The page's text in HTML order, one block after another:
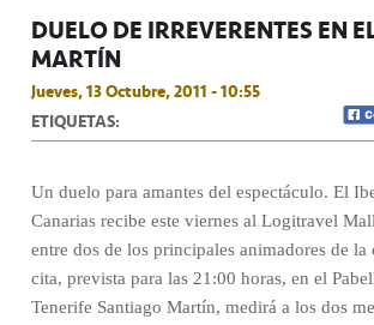
DUELO DE IRREVERENTES EN
MARTÍN
Jueves, 13 Octubre, 2011 - 10:55
ETIQUETAS:
Un duelo para amantes del espectáculo. El
Canarias recibe este viernes al Logitravel
entre dos de los principales animadores de
cita, prevista para las 21:00 horas, en el
Tenerife Santiago Martín, medirá a los dos